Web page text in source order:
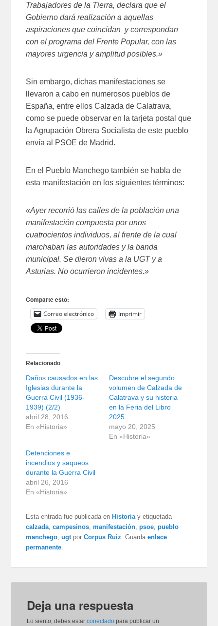
Trabajadores de la Tierra, declara que el
Gobierno dará realización a aquellas
aspiraciones que coincidan y correspondan
con el programa del Frente Popular, con las
mayores urgencia y amplitud posibles.»
Sin embargo, dichas manifestaciones se
llevaron a cabo en numerosos pueblos de
España, entre ellos Calzada de Calatrava,
como se puede observar en la tarjeta postal que
la Agrupación Obrera Socialista de este pueblo
envía al PSOE de Madrid.
En el Pueblo Manchego también se habla de
esta manifestación en los siguientes términos:
«Ayer recorrió las calles de la población una
manifestación compuesta por unos
cuatrocientos individuos, al frente de la cual
marchaban las autoridades y la banda
municipal. Se dieron vivas a la UGT y a
Asturias. No ocurrieron incidentes.»
Comparte esto:
Correo electrónico Imprimir
Relacionado
Daños causados en las
Iglesias durante la
Guerra Civil (1936-
1939) (2/2)
abril 28, 2016
En «Historia»
Descubre el segundo
volumen de Calzada de
Calatrava y su historia
en la Feria del Libro
2025
mayo 20, 2025
En «Historia»
Detenciones e
incendios y saqueos
durante la Guerra Civil
abril 26, 2016
En «Historia»
Esta entrada fue publicada enHistoria y etiquetada
calzada ,campesinos ,manifestación ,psoe ,pueblo
manchego ,ugt porCorpus Ruiz . Guardaenlace
permanente
Deja una respuesta
Lo siento, debes estarconectado para publicar un